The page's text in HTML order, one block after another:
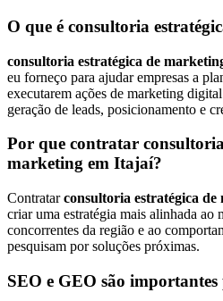
O que é consultoria
consultoria estratégica de
eu forneço para ajudar empresas a
executarem ações de marketing
geração de leads, posicionamento e
Por que contratar
marketing em Itajaí?
Contratarconsultoria estratégica
criar uma estratégia mais alinhada ao
concorrentes da região e ao
pesquisam por soluções próximas.
SEO e GEO são importantes